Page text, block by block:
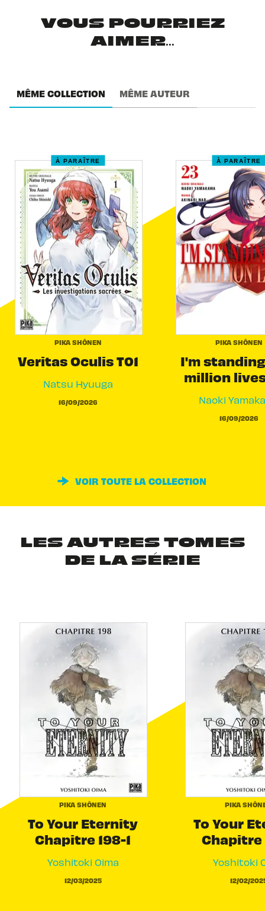
VOUS POURRIEZ
AIMER...
MÊME COLLECTION MÊME AUTEUR
À PARAÎTRE
PIKA SHÔNEN
Veritas Oculis T01
Natsu Hyuuga
16/09/2026
À PARAÎTRE
PIKA SHÔNEN
I'm
million
Naoki
16/09/2026
VOIR TOUTE LA COLLECTION
LES AUTRES TOMES
DE LA SÉRIE
PIKA SHÔNEN
To Your Eternity
Chapitre 198-1
Yoshitoki Oima
12/03/2025
PIKA
To Your
Chapitre
Yoshitoki
12/02/